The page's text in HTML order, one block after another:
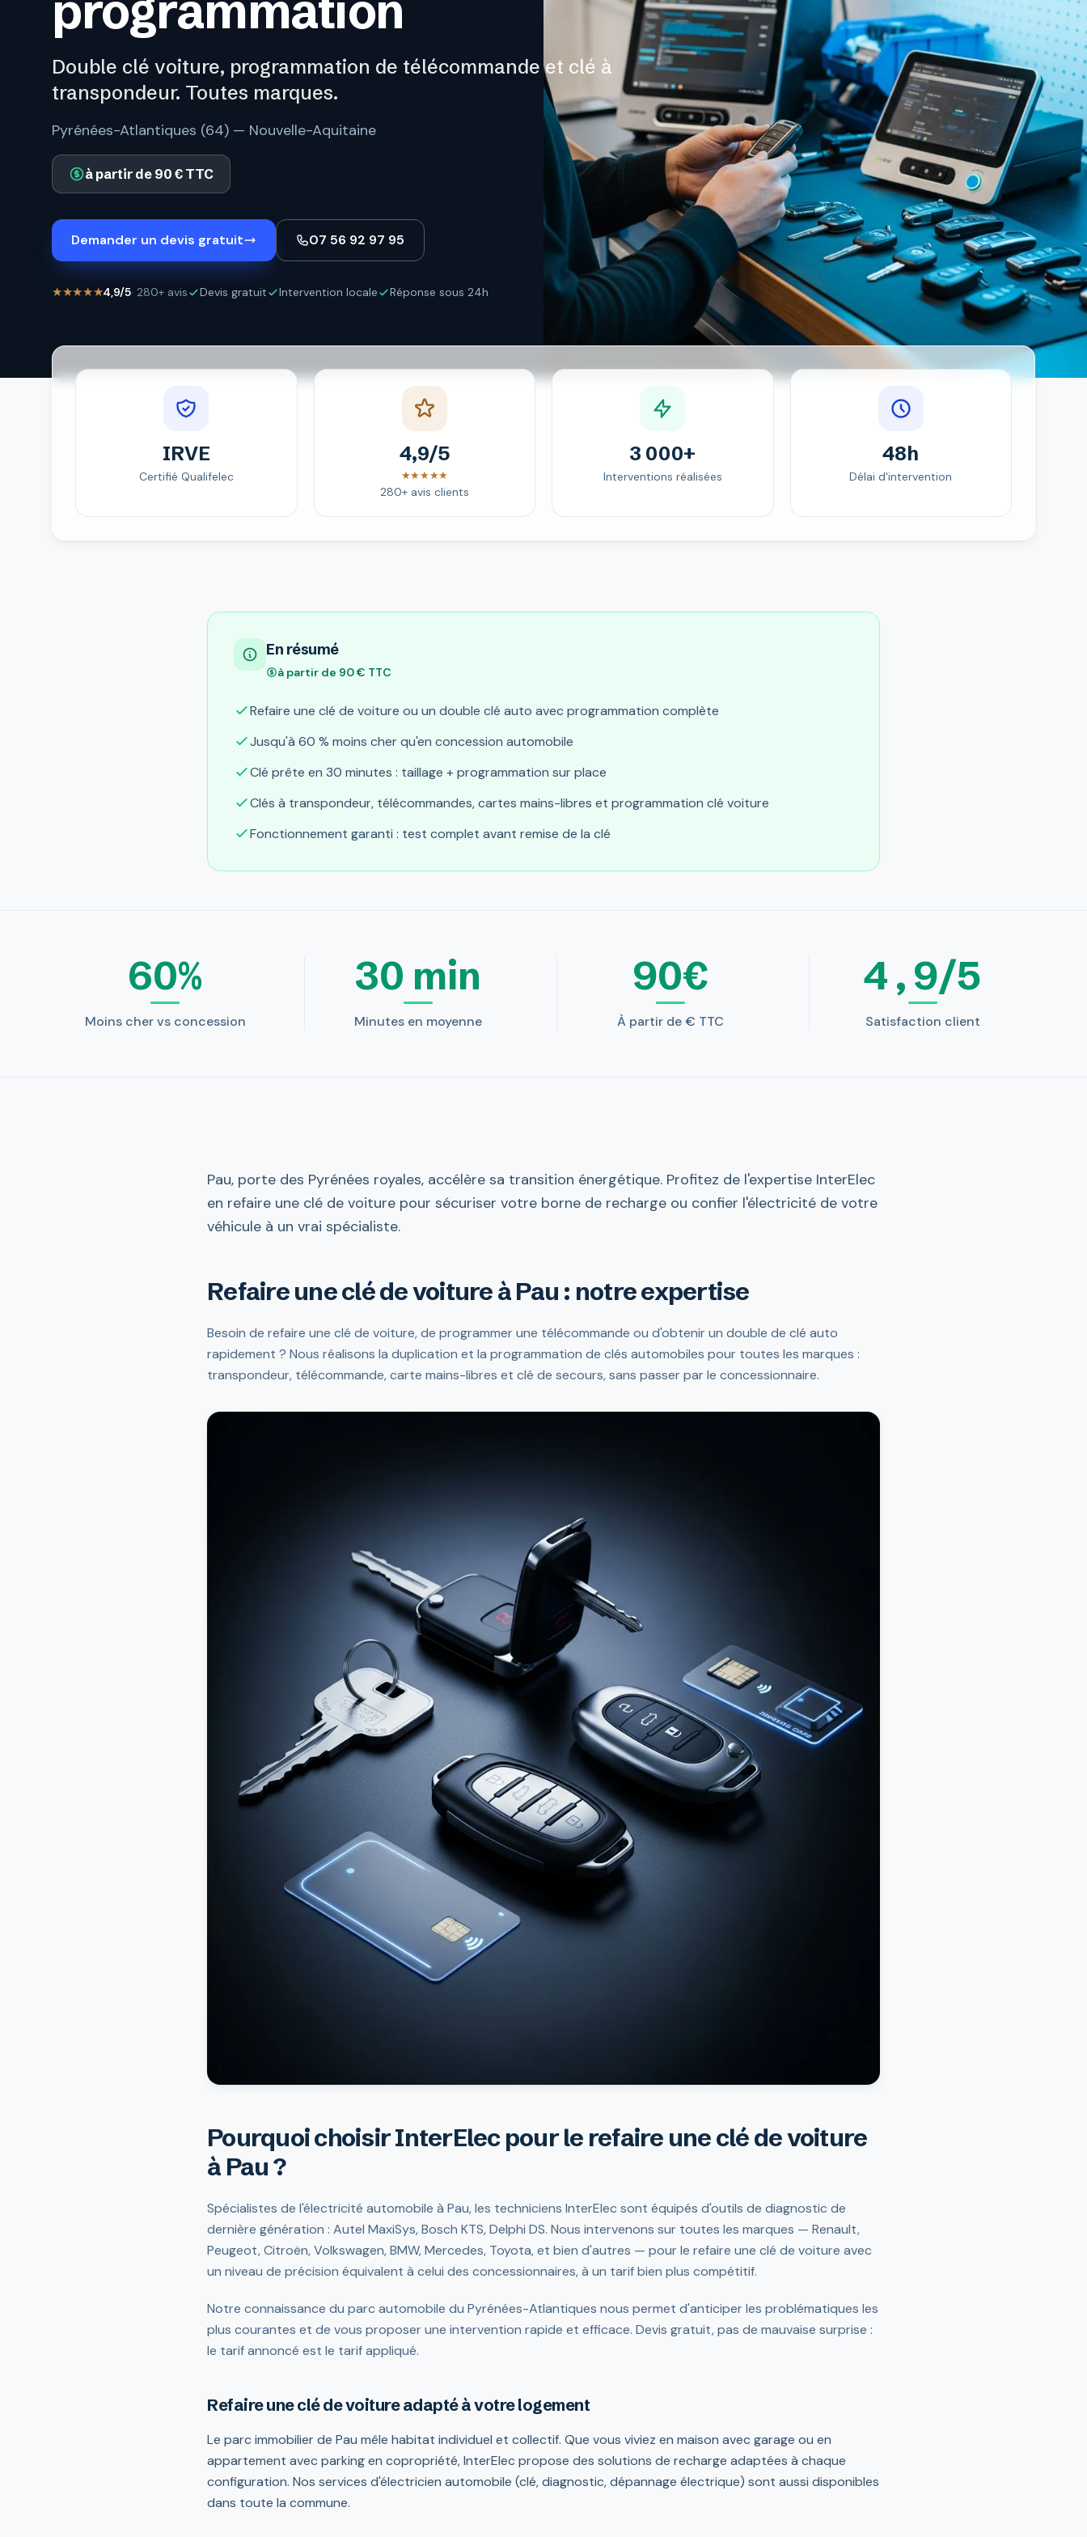
Double clé voiture, programmation de télécommande et clé à
transpondeur. Toutes marques.
Pyrénées-Atlantiques (64) — Nouvelle-Aquitaine
à partir de 90 € TTC
Demander un devis gratuit 07 56 92 97 95
★★★★★4,9/5· 280+ avis Devis gratuit Intervention locale Réponse sous 24h
IRVE
Certifié Qualifelec
4,9/5
★★★★★
280+ avis clients
3 000+
Interventions réalisées
48h
Délai d'intervention
En résumé
à partir de 90 € TTC
Refaire une clé de voiture ou un double clé auto avec programmation complète
Jusqu'à 60 % moins cher qu'en concession automobile
Clé prête en 30 minutes : taillage + programmation sur place
Clés à transpondeur, télécommandes, cartes mains-libres et programmation clé voiture
Fonctionnement garanti : test complet avant remise de la clé
60%
Moins cher vs concession
30 min
Minutes en moyenne
90€
À partir de € TTC
4,9/5
Satisfaction client
Pau, porte des Pyrénées royales, accélère sa transition énergétique. Profitez de l'expertise InterElec
en refaire une clé de voiture pour sécuriser votre borne de recharge ou confier l'électricité de votre
véhicule à un vrai spécialiste.
Refaire une clé de voiture à Pau : notre expertise
Besoin de refaire une clé de voiture, de programmer une télécommande ou d'obtenir un double de clé auto
rapidement ? Nous réalisons la duplication et la programmation de clés automobiles pour toutes les marques :
transpondeur, télécommande, carte mains-libres et clé de secours, sans passer par le concessionnaire.
Pourquoi choisir InterElec pour le refaire une clé de voiture
à Pau ?
Spécialistes de l'électricité automobile à Pau, les techniciens InterElec sont équipés d'outils de diagnostic de
dernière génération : Autel MaxiSys, Bosch KTS, Delphi DS. Nous intervenons sur toutes les marques — Renault,
Peugeot, Citroën, Volkswagen, BMW, Mercedes, Toyota, et bien d'autres — pour le refaire une clé de voiture avec
un niveau de précision équivalent à celui des concessionnaires, à un tarif bien plus compétitif.
Notre connaissance du parc automobile du Pyrénées-Atlantiques nous permet d'anticiper les problématiques les
plus courantes et de vous proposer une intervention rapide et efficace. Devis gratuit, pas de mauvaise surprise :
le tarif annoncé est le tarif appliqué.
Refaire une clé de voiture adapté à votre logement
Le parc immobilier de Pau mêle habitat individuel et collectif. Que vous viviez en maison avec garage ou en
appartement avec parking en copropriété, InterElec propose des solutions de recharge adaptées à chaque
configuration. Nos services d'électricien automobile (clé, diagnostic, dépannage électrique) sont aussi disponibles
dans toute la commune.